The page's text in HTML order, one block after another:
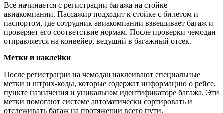
Всё начинается с регистрации багажа на стойке
авиакомпании. Пассажир подходит к стойке с билетом и
паспортом, где сотрудник авиакомпании взвешивает багаж и
проверяет его соответствие нормам. После проверки чемодан
отправляется на конвейер, ведущий в багажный отсек.
Метки и наклейки
После регистрации на чемодан наклеивают специальные
метки и штрих-коды, которые содержат информацию о рейсе,
пункте назначения и уникальном идентификаторе багажа. Эти
метки помогают системе автоматически сортировать и
отслеживать багаж на протяжении всего пути.